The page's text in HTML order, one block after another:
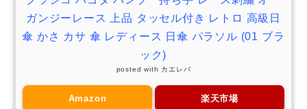
ガンジーレース 上品 タッセル付き レトロ 高級日
傘 かさ カサ 傘 レディース 日傘 パラソル (01 ブラ
ック)
posted with カエレバ
Amazon 楽天市場